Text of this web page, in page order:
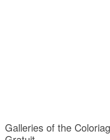
Galleries of the